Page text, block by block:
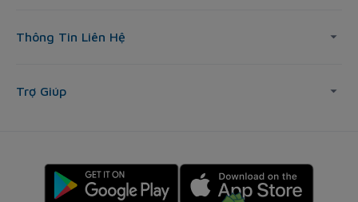
Thông Tin Liên Hệ
Trợ Giúp